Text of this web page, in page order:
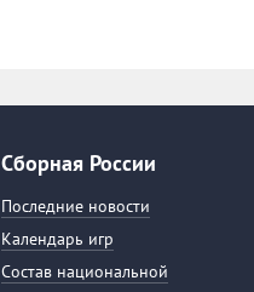
Сборная России
Последние новости
Календарь игр
Состав национальной